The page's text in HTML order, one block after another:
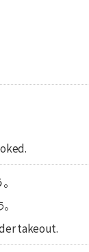
takeout.